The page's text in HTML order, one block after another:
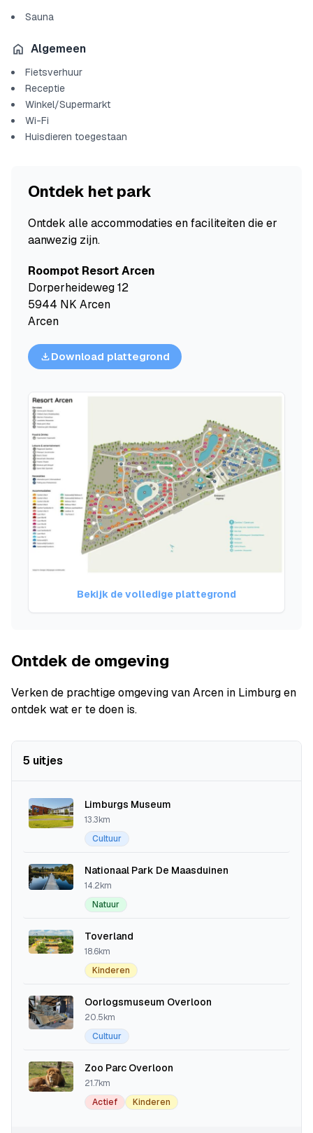
Sauna
Algemeen
Fietsverhuur
Receptie
Winkel/Supermarkt
Wi-Fi
Huisdieren toegestaan
Ontdek het park
Ontdek alle accommodaties en faciliteiten die er
aanwezig zijn.
Roompot Resort Arcen
Dorperheideweg 12
5944 NK Arcen
Arcen
Download plattegrond
Bekijk de volledige plattegrond
Ontdek de omgeving
Verken de prachtige omgeving van Arcen in Limburg en
ontdek wat er te doen is.
5 uitjes
Limburgs Museum
13.3km
Cultuur
Nationaal Park De Maasduinen
14.2km
Natuur
Toverland
18.6km
Kinderen
Oorlogsmuseum Overloon
20.5km
Cultuur
Zoo Parc Overloon
21.7km
Actief
Kinderen